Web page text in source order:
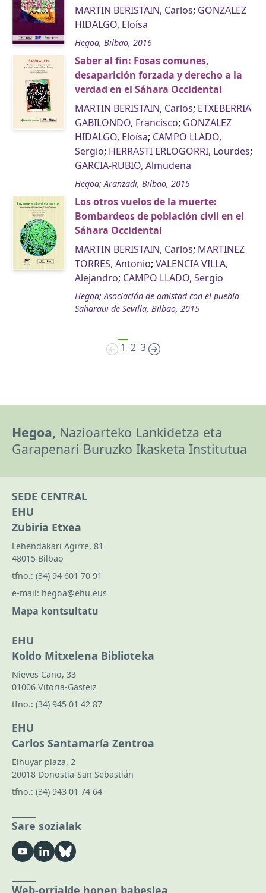
MARTIN BERISTAIN, Carlos; GONZALEZ
HIDALGO, Eloísa
Hegoa, Bilbao, 2016
Saber al fin: Fosas comunes,
desaparición forzada y derecho a la
verdad en el Sáhara Occidental
MARTIN BERISTAIN, Carlos; ETXEBERRIA
GABILONDO, Francisco; GONZALEZ
HIDALGO, Eloísa; CAMPO LLADO,
Sergio; HERRASTI ERLOGORRI, Lourdes;
GARCIA-RUBIO, Almudena
Hegoa; Aranzadi, Bilbao, 2015
Los otros vuelos de la muerte:
Bombardeos de población civil en el
Sáhara Occidental
MARTIN BERISTAIN, Carlos; MARTINEZ
TORRES, Antonio; VALENCIA VILLA,
Alejandro; CAMPO LLADO, Sergio
Hegoa; Asociación de amistad con el pueblo
Saharaui de Sevilla, Bilbao, 2015
1 2 3
Hegoa, Nazioarteko Lankidetza eta
Garapenari Buruzko Ikasketa Institutua
SEDE CENTRAL
EHU
Zubiria Etxea
Lehendakari Agirre, 81
48015 Bilbao
tfno.: (34) 94 601 70 91
e-mail: hegoa@ehu.eus
Mapa kontsultatu
EHU
Koldo Mitxelena Biblioteka
Nieves Cano, 33
01006 Vitoria-Gasteiz
tfno.: (34) 945 01 42 87
EHU
Carlos Santamaría Zentroa
Elhuyar plaza, 2
20018 Donostia-San Sebastián
tfno.: (34) 943 01 74 64
Sare sozialak
Web-orrialde honen babeslea